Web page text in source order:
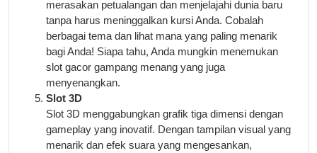
merasakan petualangan dan menjelajahi dunia baru
tanpa harus meninggalkan kursi Anda. Cobalah
berbagai tema dan lihat mana yang paling menarik
bagi Anda! Siapa tahu, Anda mungkin menemukan
slot gacor gampang menang yang juga
menyenangkan.
Slot 3D
Slot 3D menggabungkan grafik tiga dimensi dengan
gameplay yang inovatif. Dengan tampilan visual yang
menarik dan efek suara yang mengesankan,